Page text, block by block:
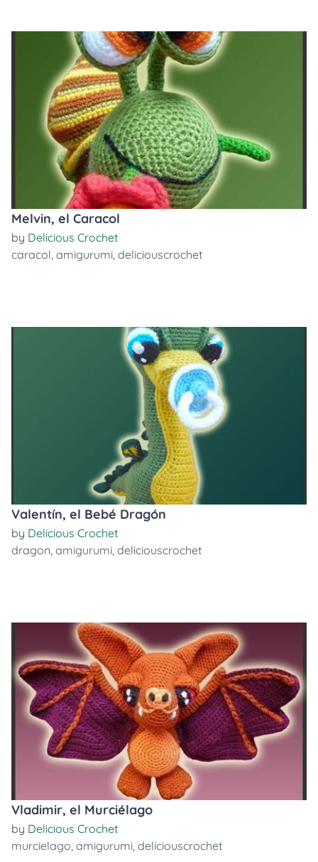
Melvin, el Caracol
by Delicious Crochet
caracol, amigurumi, deliciouscrochet
Valentín, el Bebé Dragón
by Delicious Crochet
dragon, amigurumi, deliciouscrochet
Vladimir, el Murciélago
by Delicious Crochet
murcielago, amigurumi, deliciouscrochet